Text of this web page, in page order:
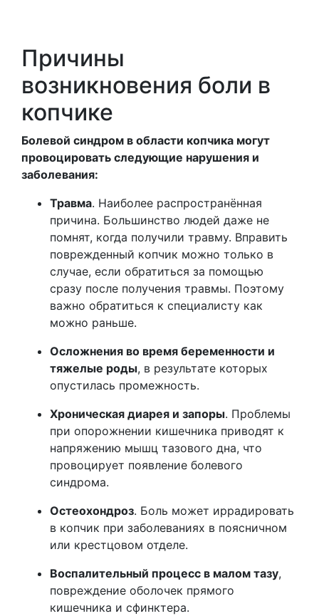
Причины
возникновения боли в
копчике
Болевой синдром в области копчика могут
провоцировать следующие нарушения и
заболевания:
Травма. Наиболее распространённая
причина. Большинство людей даже не
помнят, когда получили травму. Вправить
поврежденный копчик можно только в
случае, если обратиться за помощью
сразу после получения травмы. Поэтому
важно обратиться к специалисту как
можно раньше.
Осложнения во время беременности и
тяжелые роды, в результате которых
опустилась промежность.
Хроническая диарея и запоры. Проблемы
при опорожнении кишечника приводят к
напряжению мышц тазового дна, что
провоцирует появление болевого
синдрома.
Остеохондроз. Боль может иррадировать
в копчик при заболеваниях в поясничном
или крестцовом отделе.
Воспалительный процесс в малом тазу,
повреждение оболочек прямого
кишечника и сфинктера.